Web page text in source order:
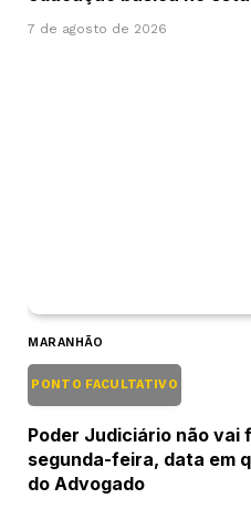
7 de agosto de 2026
MARANHÃO
PONTO FACULTATIVO
Poder Judiciário não vai
segunda-feira, data em
do Advogado